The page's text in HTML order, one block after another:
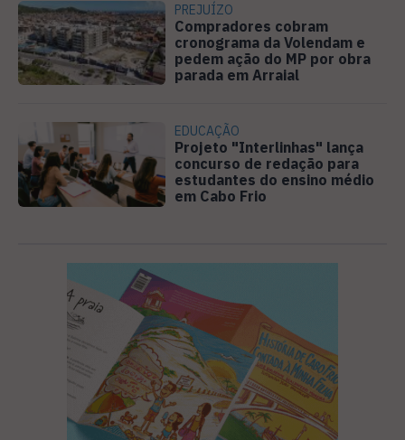
PREJUÍZO
Compradores cobram
cronograma da Volendam e
pedem ação do MP por obra
parada em Arraial
EDUCAÇÃO
Projeto "Interlinhas" lança
concurso de redação para
estudantes do ensino médio
em Cabo Frio